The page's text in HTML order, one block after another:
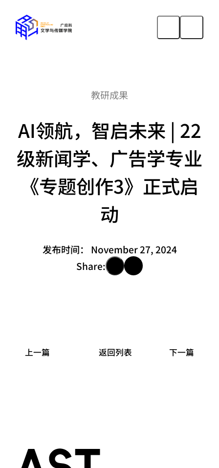
教研成果
AI领航，智启未来 | 22
级新闻学、广告学专业
《专题创作3》正式启
动
发布时间：
November 27, 2024
Share:
上一篇 返回列表 下一篇